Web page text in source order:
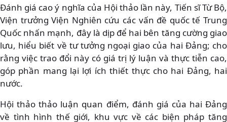
Đánh giá cao ý nghĩa của Hội thảo lần này, Tiến sĩ Từ Bộ,
Viện trưởng Viện Nghiên cứu các vấn đề quốc tế Trung
Quốc nhấn mạnh, đây là dịp để hai bên tăng cường giao
lưu, hiểu biết về tư tưởng ngoại giao của hai Đảng; cho
rằng việc trao đổi này có giá trị lý luận và thực tiễn cao,
góp phần mang lại lợi ích thiết thực cho hai Đảng, hai
nước.
Hội thảo thảo luận quan điểm, đánh giá của hai Đảng
về tình hình thế giới, khu vực về các biện pháp tăng